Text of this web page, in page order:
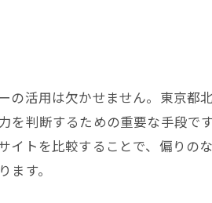
の活用は欠かせません。東京
を判断するための重要な手段
イトを比較することで、偏り
す。